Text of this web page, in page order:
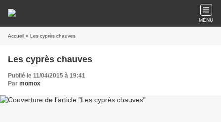
MENU
Accueil » Les cyprès chauves
Les cyprès chauves
Publié le 11/04/2015 à 19:41
Par momox